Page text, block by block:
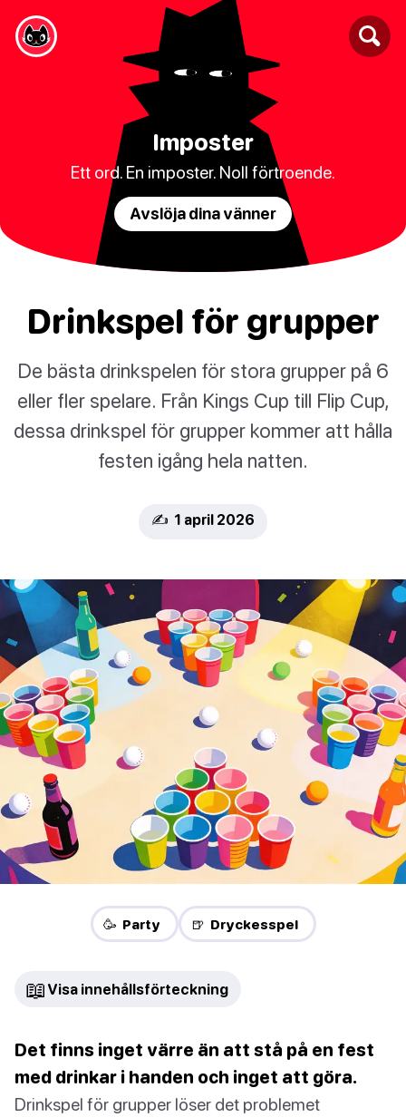
Imposter
Ett ord. En imposter. Noll förtroende.
Avslöja dina vänner
Drinkspel för grupper
De bästa drinkspelen för stora grupper på 6
eller fler spelare. Från Kings Cup till Flip Cup,
dessa drinkspel för grupper kommer att hålla
festen igång hela natten.
✍️ 1 april 2026
🥳 Party 🍺 Dryckesspel
📖 Visa innehållsförteckning
Det finns inget värre än att stå på en fest
med drinkar i handen och inget att göra.
Drinkspel för grupper löser det problemet